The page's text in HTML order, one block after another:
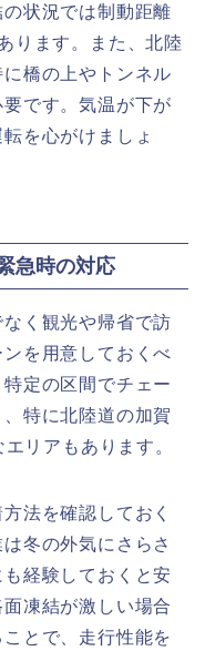
状況では制動距離
ります。また、北陸
橋の上やトンネル
です。気温が下が
を心がけましょ
急時の対応
く観光や帰省で訪
を用意しておくべ
定の区間でチェー
特に北陸道の加賀
リアもあります。
法を確認しておく
冬の外気にさらさ
経験しておくと安
凍結が激しい場合
とで、走行性能を